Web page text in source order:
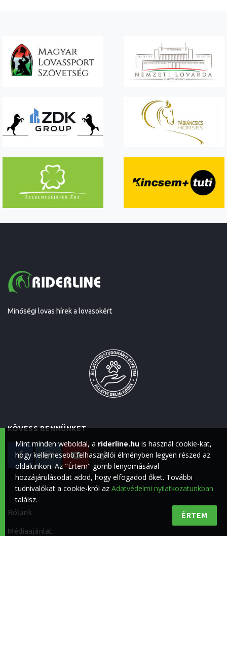
Minőségi lovas hírek a lovasokért
KÖVESS BENNÜNKET
Rólunk
Médiaajánlat
Mint minden weboldal, a riderline.hu is használ cookie-kat,
hogy kellemesebb felhasználói élményben legyen részed az
oldalunkon. Az "Értem" gomb lenyomásával
hozzájárulásodat adod, hogy elfogadod őket. További
tudnivalókat a cookie-król az Adatvédelmi nyilatkozatunkban
találsz.
ÉRTEM